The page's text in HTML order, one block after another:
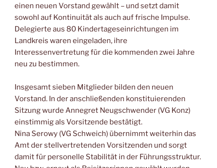
einen neuen Vorstand gewählt – und setzt damit
sowohl auf Kontinuität als auch auf frische Impulse.
Delegierte aus 80 Kindertageseinrichtungen im
Landkreis waren eingeladen, ihre
Interessenvertretung für die kommenden zwei Jahre
neu zu bestimmen.
Insgesamt sieben Mitglieder bilden den neuen
Vorstand. In der anschließenden konstituierenden
Sitzung wurde Annegret Neugschwender (VG Konz)
einstimmig als Vorsitzende bestätigt.
Nina Serowy (VG Schweich) übernimmt weiterhin das
Amt der stellvertretenden Vorsitzenden und sorgt
damit für personelle Stabilität in der Führungsstruktur.